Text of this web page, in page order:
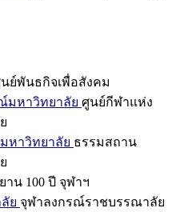
ย์พันธกิจเพื่อสังคม
มหาวิทยาลัย ศูนย์กีฬาแห่ง
หาวิทยาลัย ธรรมสถาน
าน 100 ปี จุฬาฯ
ย จุฬาลงกรณ์ราชบรรณาลัย